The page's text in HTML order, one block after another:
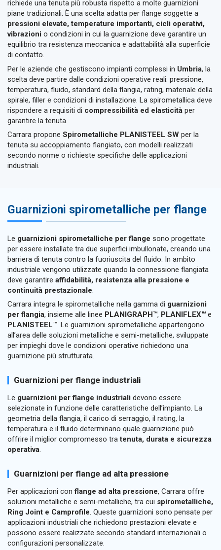
richiede una tenuta più robusta rispetto a molte guarnizioni
piane tradizionali. È una scelta adatta per flange soggette a
pressioni elevate, temperature importanti, cicli operativi,
vibrazioni o condizioni in cui la guarnizione deve garantire un
equilibrio tra resistenza meccanica e adattabilità alla superficie
di contatto.
Per le aziende che gestiscono impianti complessi in Umbria, la
scelta deve partire dalle condizioni operative reali: pressione,
temperatura, fluido, standard della flangia, rating, materiale della
spirale, filler e condizioni di installazione. La spirometallica deve
rispondere a requisiti di compressibilità ed elasticità per
garantire la tenuta.
Carrara propone Spirometalliche PLANISTEEL SW per la
tenuta su accoppiamento flangiato, con modelli realizzati
secondo norme o richieste specifiche delle applicazioni
industriali.
Guarnizioni spirometalliche per flange
Le guarnizioni spirometalliche per flange sono progettate
per essere installate tra due superfici imbullonate, creando una
barriera di tenuta contro la fuoriuscita del fluido. In ambito
industriale vengono utilizzate quando la connessione flangiata
deve garantire affidabilità, resistenza alla pressione e
continuità prestazionale.
Carrara integra le spirometalliche nella gamma di guarnizioni
per flangia, insieme alle linee PLANIGRAPH™, PLANIFLEX™ e
PLANISTEEL™. Le guarnizioni spirometalliche appartengono
all’area delle soluzioni metalliche e semi-metalliche, sviluppate
per impieghi dove le condizioni operative richiedono una
guarnizione più strutturata.
Guarnizioni per flange industriali
Le guarnizioni per flange industriali devono essere
selezionate in funzione delle caratteristiche dell’impianto. La
geometria della flangia, il carico di serraggio, il rating, la
temperatura e il fluido determinano quale guarnizione può
offrire il miglior compromesso tratenuta, durata e sicurezza
operativa.
Guarnizioni per flange ad alta pressione
Per applicazioni conflange ad alta pressione, Carrara offre
soluzioni metalliche e semi-metalliche, tra cui spirometalliche,
Ring Joint e Camprofile. Queste guarnizioni sono pensate per
applicazioni industriali che richiedono prestazioni elevate e
possono essere realizzate secondo standard internazionali o
configurazioni personalizzate.